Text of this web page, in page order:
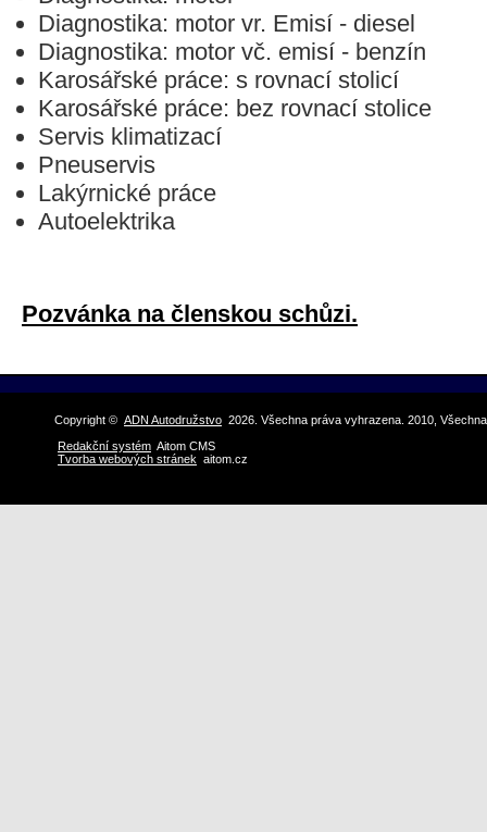
Diagnostika: motor vr. Emisí - diesel
Diagnostika: motor vč. emisí - benzín
Karosářské práce: s rovnací stolicí
Karosářské práce: bez rovnací stolice
Servis klimatizací
Pneuservis
Lakýrnické práce
Autoelektrika
Pozvánka na členskou schůzi.
Copyright © ADN Autodružstvo 2026. Všechna práva vyhrazena. 2010,
Redakční systém Aitom CMS
Tvorba webových stránek aitom.cz